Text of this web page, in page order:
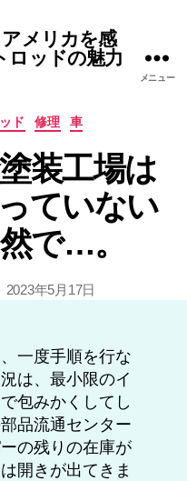
メリカを感
ロッドの魅力
メニュー
ド 修理 車
装工場は
ていない
で…。
2023年5月17日
一度手順を行な
は、最小限のイ
包みかくしてし
品流通センター
の残りの在庫が
開きが出てきま